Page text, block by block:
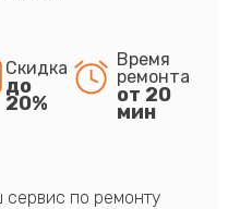
Скидка
до
20%
Время
ремонта
от 20
мин
по ремонту